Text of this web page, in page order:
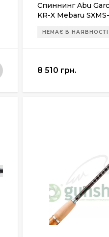
Спиннинг Abu
KR-X Mebaru
НЕМАЄ В НАЯВНОСТІ
8 510 грн.